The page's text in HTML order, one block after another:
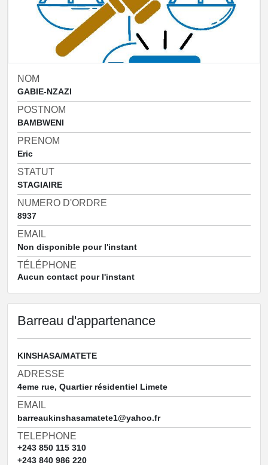
NOM
GABIE-NZAZI
POSTNOM
BAMBWENI
PRENOM
Eric
STATUT
STAGIAIRE
NUMERO D'ORDRE
8937
EMAIL
Non disponible pour l'instant
TÉLÉPHONE
Aucun contact pour l'instant
Barreau d'appartenance
KINSHASA/MATETE
ADRESSE
4eme rue, Quartier résidentiel Limete
EMAIL
barreaukinshasamatete1@yahoo.fr
TELEPHONE
+243 850 115 310
+243 840 986 220